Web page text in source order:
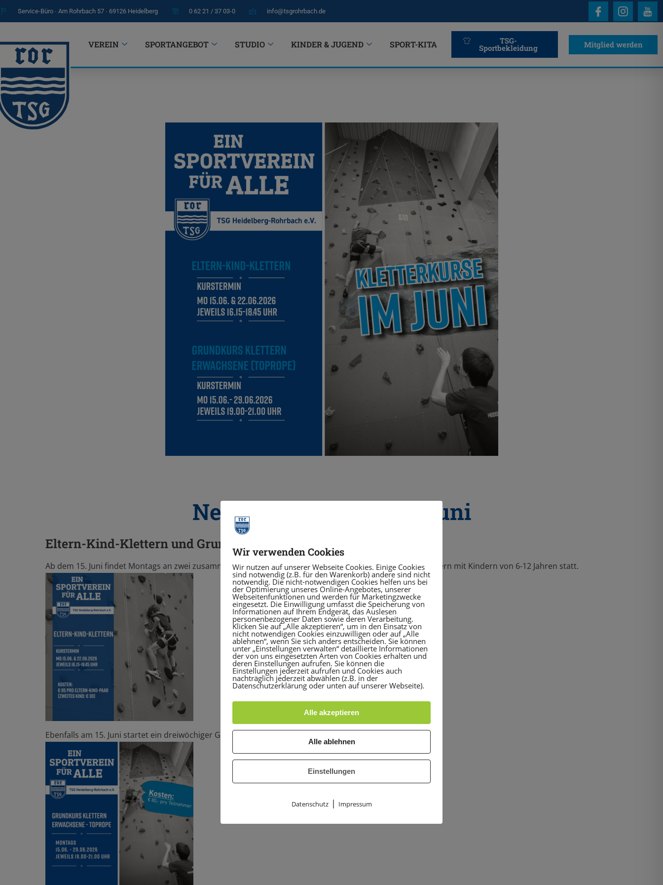
Service-Büro ∙ Am Rohrbach 57 ∙ 69126 Heidelberg 0 62 21 / 37 03-0 info@tsgrohrbach.de
VEREIN SPORTANGEBOT STUDIO KINDER & JUGEND SPORT-KITA TSG-
Sportbekleidung Mitglied werden
Neue Kletterkurse im Juni
Eltern-Kind-Klettern und Grundkurs Toprope Erwachsene
Ab dem 15. Juni findet Montags an zwei zusammenhängenden Terminen ein Eltern-Kind-Kletterkurs für Eltern mit Kindern von 6-12 Jahren statt.
Ebenfalls am 15. Juni startet ein dreiwöchiger Grundkurs Klettern für Erwachsene.
Wir verwenden Cookies
Wir nutzen auf unserer Webseite Cookies. Einige Cookies
sind notwendig (z.B. für den Warenkorb) andere sind nicht
notwendig. Die nicht-notwendigen Cookies helfen uns bei
der Optimierung unseres Online-Angebotes, unserer
Webseitenfunktionen und werden für Marketingzwecke
eingesetzt. Die Einwilligung umfasst die Speicherung von
Informationen auf Ihrem Endgerät, das Auslesen
personenbezogener Daten sowie deren Verarbeitung.
Klicken Sie auf „Alle akzeptieren“, um in den Einsatz von
nicht notwendigen Cookies einzuwilligen oder auf „Alle
ablehnen“, wenn Sie sich anders entscheiden. Sie können
unter „Einstellungen verwalten“ detaillierte Informationen
der von uns eingesetzten Arten von Cookies erhalten und
deren Einstellungen aufrufen. Sie können die
Einstellungen jederzeit aufrufen und Cookies auch
nachträglich jederzeit abwählen (z.B. in der
Datenschutzerklärung oder unten auf unserer Webseite).
Alle akzeptieren
Alle ablehnen
Einstellungen
Datenschutz| Impressum